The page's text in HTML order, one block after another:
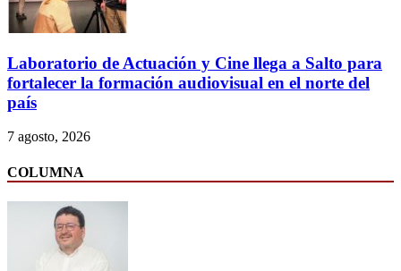
Laboratorio de Actuación y Cine llega a Salto para
fortalecer la formación audiovisual en el norte del
país
7 agosto, 2026
COLUMNA